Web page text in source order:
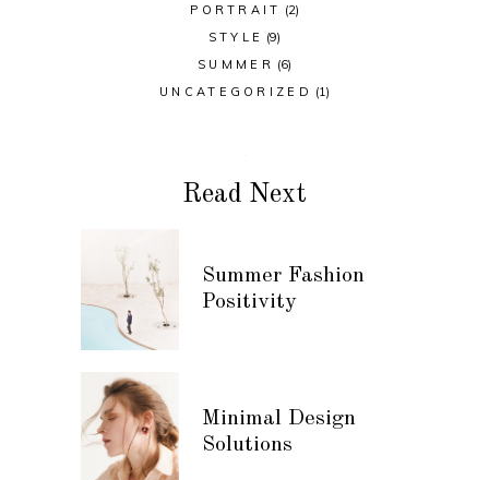
PORTRAIT (2)
STYLE (9)
SUMMER (6)
UNCATEGORIZED (1)
Read Next
Summer Fashion
Positivity
Minimal Design
Solutions